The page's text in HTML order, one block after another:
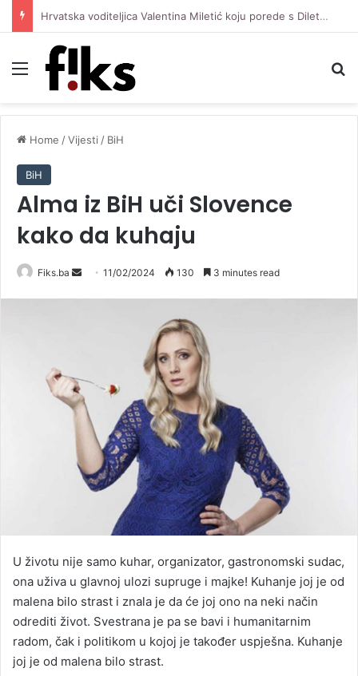
Hrvatska voditeljica Valentina Miletić koju porede s Dilettom Leotom oduševila pozirajući u bikiniju
Menu
Home /Vijesti / BiH
BiH
Alma iz BiH uči Slovence
kako da kuhaju
Fiks.ba
Send11/02/2024 130 3 minutes read
U životu nije samo kuhar, organizator, gastronomski sudac,
ona uživa u glavnoj ulozi supruge i majke! Kuhanje joj je od
malena bilo strast i znala je da će joj ono na neki način
odrediti život. Svestrana je pa se bavi i humanitarnim
radom, čak i politikom u kojoj je također uspješna. Kuhanje
joj je od malena bilo strast.